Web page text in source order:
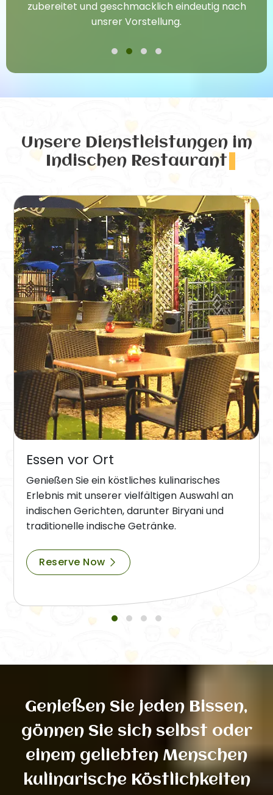
zubereitet und geschmacklich eindeutig nach
unsrer Vorstellung.
Unsere Dienstleistungen im
Indischen Restaurant
Essen vor Ort
Genießen Sie ein köstliches kulinarisches
Erlebnis mit unserer vielfältigen Auswahl an
indischen Gerichten, darunter Biryani und
traditionelle indische Getränke.
Reserve Now
Genießen Sie jeden Bissen,
gönnen Sie sich selbst oder
einem geliebten Menschen
kulinarische Köstlichkeiten